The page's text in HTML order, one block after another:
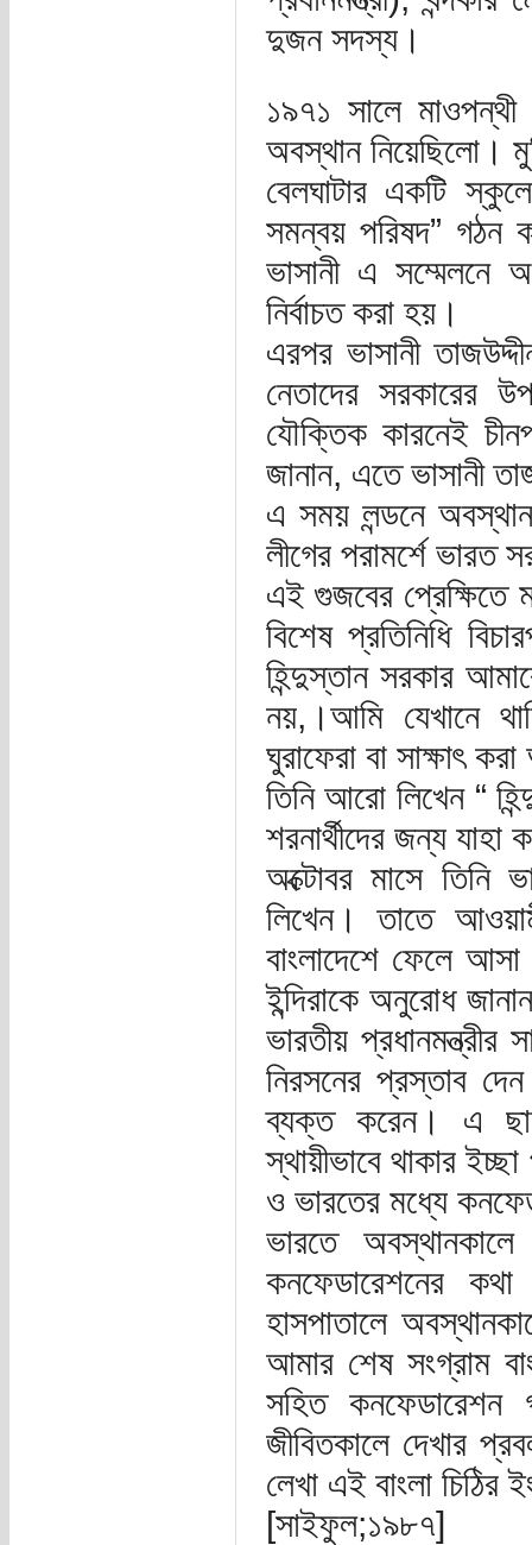
দুজন সদস্য।
১৯৭১ সালে
অবস্থান নিয়েছিলো।
বেলঘাটার একটি
সমন্বয় পরিষদ” গঠন
ভাসানী এ সম্মেলনে
নির্বাচত করা হয়।
এরপর ভাসানী
নেতাদের সরকারের
যৌক্তিক কারনেই
জানান, এতে ভাসানী
এ সময় লন্ডনে
লীগের পরামর্শে ভারত
এই গুজবের প্রেক্ষিতে
বিশেষ প্রতিনিধি
হিন্দুস্তান সরকার
নয়,।আমি যেখানে
ঘুরাফেরা বা সাক্ষাৎ
তিনি আরো লিখেন “
শরনার্থীদের জন্য যাহা
অক্টোবর মাসে তিনি
লিখেন। তাতে
বাংলাদেশে ফেলে
ইন্দিরাকে অনুরোধ
ভারতীয়
নিরসনের প্রস্তাব
ব্যক্ত করেন। এ
স্থায়ীভাবে থাকার
ও ভারতের মধ্যে
ভারতে
কনফেডারেশনের
হাসপাতালে
আমার শেষ সংগ্রাম
সহিত
জীবিতকালে দেখার
লেখা এই বাংলা চিঠির
[সাইফুল;১৯৮৭]